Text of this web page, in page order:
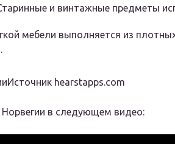
и винтажные предметы
мебели выполняется из
hearstapps.com
в следующем видео: